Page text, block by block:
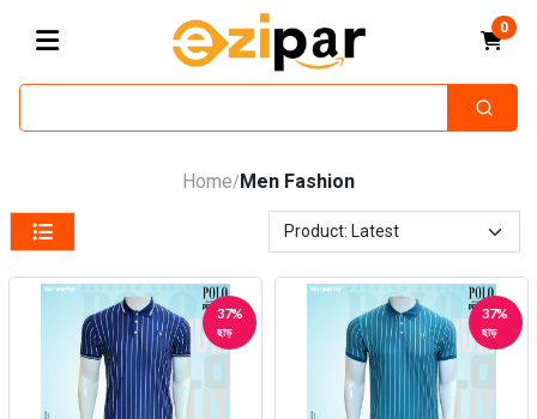
0
Home/Men Fashion
37%
ছাড়
37%
ছাড়